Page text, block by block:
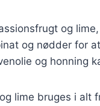
og
og nødder for
og honning
lime bruges i alt